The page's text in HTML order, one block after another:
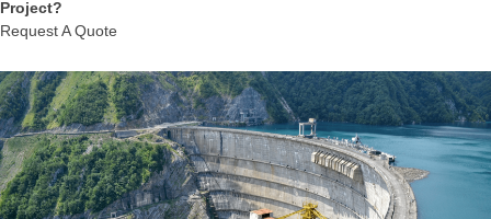
Project?
Request A Quote